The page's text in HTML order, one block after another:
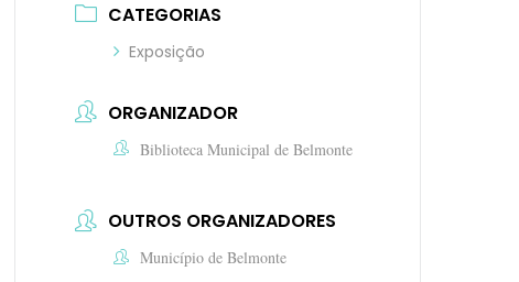
CATEGORIAS
Exposição
ORGANIZADOR
Biblioteca Municipal de Belmonte
OUTROS ORGANIZADORES
Município de Belmonte